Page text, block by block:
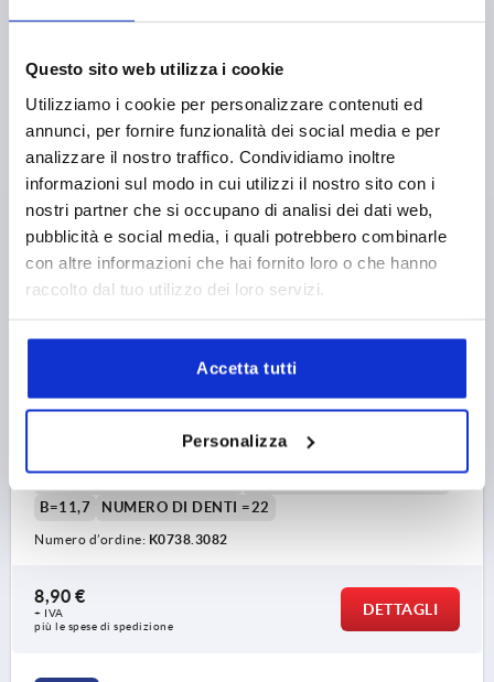
Questo sito web utilizza i cookie
Utilizziamo i cookie per personalizzare contenuti ed
annunci, per fornire funzionalità dei social media e per
analizzare il nostro traffico. Condividiamo inoltre
informazioni sul modo in cui utilizzi il nostro sito con i
nostri partner che si occupano di analisi dei dati web,
pubblicità e social media, i quali potrebbero combinarle
con altre informazioni che hai fornito loro o che hanno
raccolto dal tuo utilizzo dei loro servizi.
Accetta tutti
Personalizza
MANIGLIA A LEVA PIATTO DI.3 M08, ZINCO ARANCIO
RAL2004 CON RIVESTIM. PLASTICA, COMP:ACCIAIO
INOX LUCIDO
SUPERFICIE CORPO BASE=CON RIVESTIMENTO IN
PLASTICA
ALTEZZA IMPUGNATURA=38
B=11,7
NUMERO DI DENTI =22
Numero d’ordine: K0738.3082
8,90 €
+ IVA
più le spese di spedizione
DETTAGLI